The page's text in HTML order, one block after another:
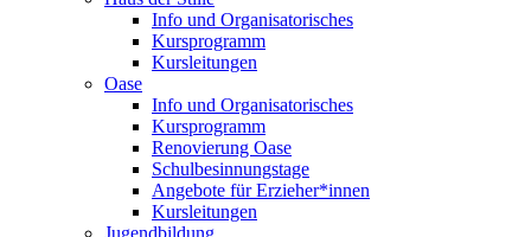
Info und Organisatorisches
Kursprogramm
Kursleitungen
Oase
Info und Organisatorisches
Kursprogramm
Renovierung Oase
Schulbesinnungstage
Angebote für Erzieher*innen
Kursleitungen
Jugendbildung